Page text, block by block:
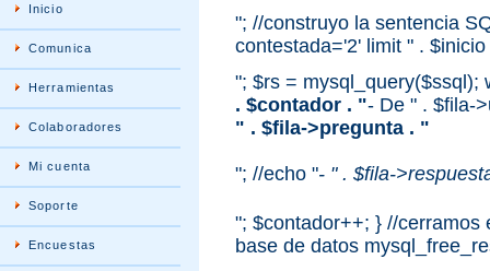
Inicio
Comunica
Herramientas
Colaboradores
Mi cuenta
Soporte
Encuestas
"; //construyo la sentencia
contestada='2' limit " .
"; $rs = mysql_query($ssql);
. $contador . "- De " . $fila-
" . $fila->pregunta . "
"; //echo "- " . $fila-
"; $contador++; } //
base de datos